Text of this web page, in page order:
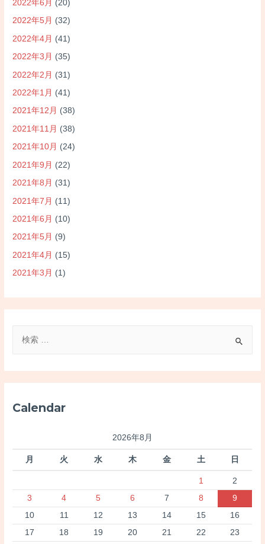
2022年6月 (20)
2022年5月 (32)
2022年4月 (41)
2022年3月 (35)
2022年2月 (31)
2022年1月 (41)
2021年12月 (38)
2021年11月 (38)
2021年10月 (24)
2021年9月 (22)
2021年8月 (31)
2021年7月 (11)
2021年6月 (10)
2021年5月 (9)
2021年4月 (15)
2021年3月 (1)
象
Calendar
2026年8月
月 火 水 木 金 土 日
1
2
3
4 5 6 7 8
9
10
11 12 13 14 15
16
17
18 19 20 21 22
23